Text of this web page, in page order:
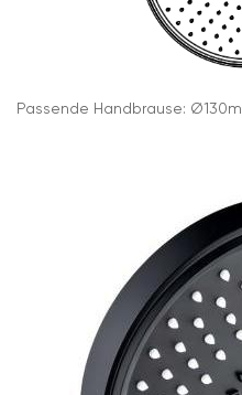
Passende Handbrause: